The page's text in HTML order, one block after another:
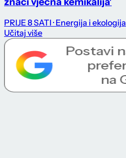
PRIJE 8 SATI · Energija i ekologija
Učitaj više